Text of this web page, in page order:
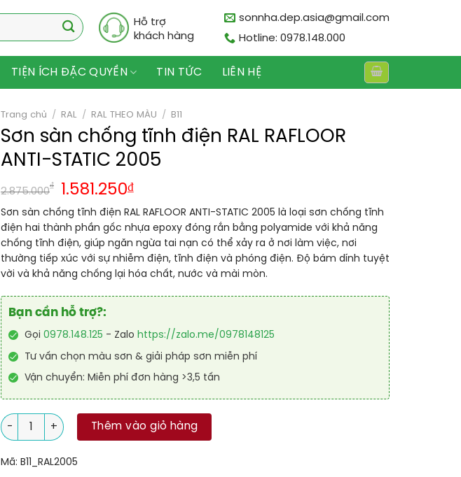
Hỗ trợ
khách hàng
sonnha.dep.asia@gmail.com
Hotline: 0978.148.000
TIỆN ÍCH ĐẶC QUYỀN TIN TỨC LIÊN HỆ
Trang chủ / RAL / RAL THEO MÀU / B11
Sơn sàn chống tĩnh điện RAL RAFLOOR
ANTI-STATIC 2005
2.875.000
₫ 1.581.250₫
Sơn sàn chống tĩnh điện RAL RAFLOOR ANTI-STATIC 2005 là loại sơn chống tĩnh
điện hai thành phần gốc nhựa epoxy đóng rắn bằng polyamide với khả năng
chống tĩnh điện, giúp ngăn ngừa tai nạn có thể xảy ra ở nơi làm việc, nơi
thường tiếp xúc với sự nhiễm điện, tĩnh điện và phóng điện. Độ bám dính tuyệt
vời và khả năng chống lại hóa chất, nước và mài mòn.
Bạn cần hỗ trợ?:
Gọi 0978.148.125 - Zalo https://zalo.me/0978148125
Tư vấn chọn màu sơn & giải pháp sơn miễn phí
Vận chuyển: Miễn phí đơn hàng >3,5 tấn
Sơn sàn chống tĩnh điện RAL RAFLOOR ANTI-STATIC 2005 số lượng
Thêm vào giỏ hàng
Mã: B11_RAL2005